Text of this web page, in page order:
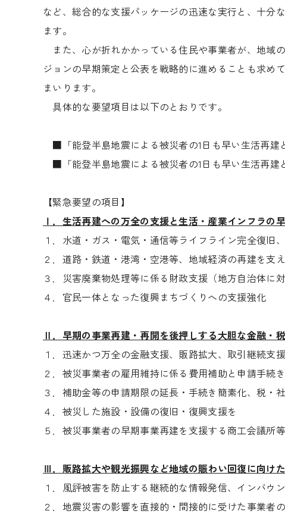
など、総合的な支援パッケージの迅速な実行と、十分
ます。
また、心が折れかかっている住民や事業者が、地域
ジョンの早期策定と公表を戦略的に進めることも求め
まいります。
具体的な要望項目は以下のとおりです。
■ 「能登半島地震による被災者の1日も早い生活再
■ 「能登半島地震による被災者の1日も早い生活再
【緊急要望の項目】
Ⅰ．生活再建への万全の支援と生活・産業インフラの
１．水道・ガス・電気・通信等ライフライン完全復旧
２．道路・鉄道・港湾・空港等、地域経済の再建を支
３．災害廃棄物処理等に係る財政支援（地方自治体に
４．官民一体となった復興まちづくりへの支援強化
Ⅱ．早期の事業再建・再開を後押しする大胆な金融・
１．迅速かつ万全の金融支援、販路拡大、取引継続支
２．被災事業者の雇用維持に係る費用補助と申請手続
３．補助金等の申請期限の延長・手続き簡素化、税・
４．被災した施設・設備の復旧・復興支援を
５．被災事業者の早期事業再建を支援する商工会議所
Ⅲ．販路拡大や観光振興など地域の賑わい回復に向け
１．風評被害を防止する継続的な情報発信、インバウ
２．地震災害の影響を直接的・間接的に受けた事業者